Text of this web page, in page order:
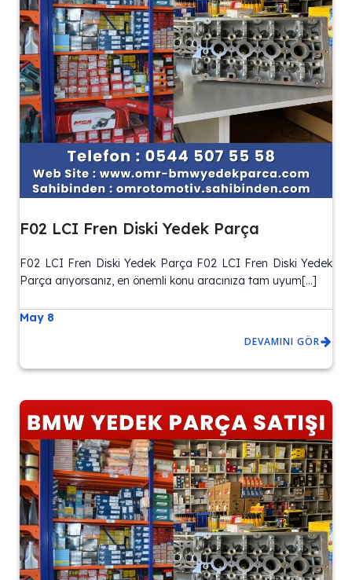
F02 LCI Fren Diski Yedek Parça
F02 LCI Fren Diski Yedek Parça F02 LCI Fren Diski Yedek
Parça arıyorsanız, en önemli konu aracınıza tam uyum[…]
May 8
DEVAMINI GÖR